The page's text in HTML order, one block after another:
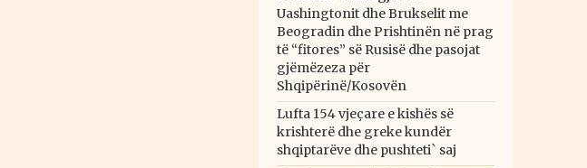
Uashingtonit dhe Brukselit me
Beogradin dhe Prishtinën në prag
të “fitores” së Rusisë dhe pasojat
gjëmëzeza për
Shqipërinë/Kosovën
Lufta 154 vjeçare e kishës së
krishterë dhe greke kundër
shqiptarëve dhe pushteti` saj